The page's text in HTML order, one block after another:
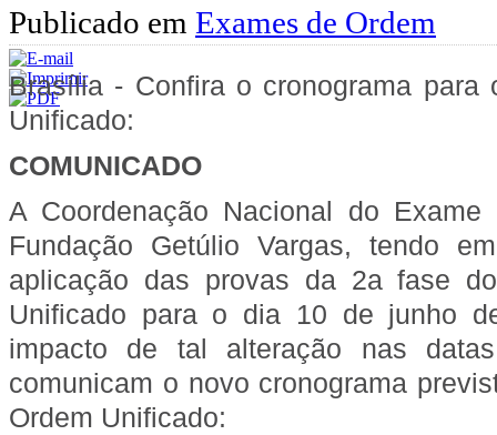
Publicado em Exames de Ordem
Brasília - Confira o cronograma para
Unificado:
COMUNICADO
A Coordenação Nacional do
Fundação Getúlio Vargas, tendo
aplicação das provas da 2a fase
Unificado para o dia 10 de junho
impacto de tal alteração nas
comunicam o novo cronograma
Ordem Unificado: